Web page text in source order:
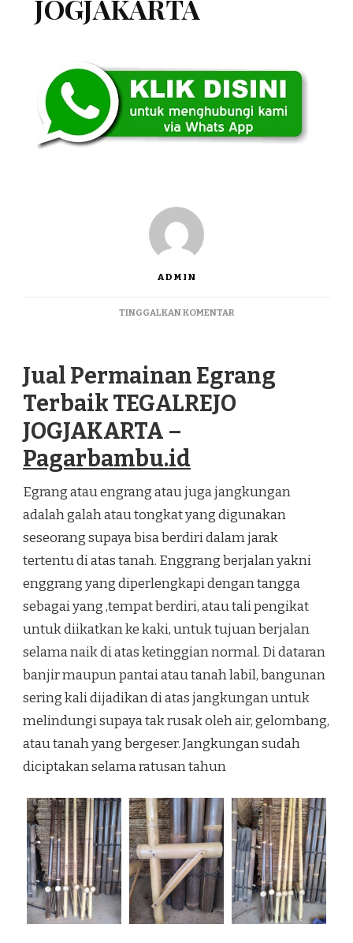
JOGJAKARTA
ADMIN
TINGGALKAN KOMENTARPADA
TERBAIK
TEGALREJO
JOGJAKARTA
Jual Permainan Egrang
Terbaik TEGALREJO
JOGJAKARTA –
Pagarbambu.id
Egrang atau engrang atau juga jangkungan
adalah galah atau tongkat yang digunakan
seseorang supaya bisa berdiri dalam jarak
tertentu di atas tanah. Enggrang berjalan yakni
enggrang yang diperlengkapi dengan tangga
sebagai yang ,tempat berdiri, atau tali pengikat
untuk diikatkan ke kaki, untuk tujuan berjalan
selama naik di atas ketinggian normal. Di dataran
banjir maupun pantai atau tanah labil, bangunan
sering kali dijadikan di atas jangkungan untuk
melindungi supaya tak rusak oleh air, gelombang,
atau tanah yang bergeser. Jangkungan sudah
diciptakan selama ratusan tahun